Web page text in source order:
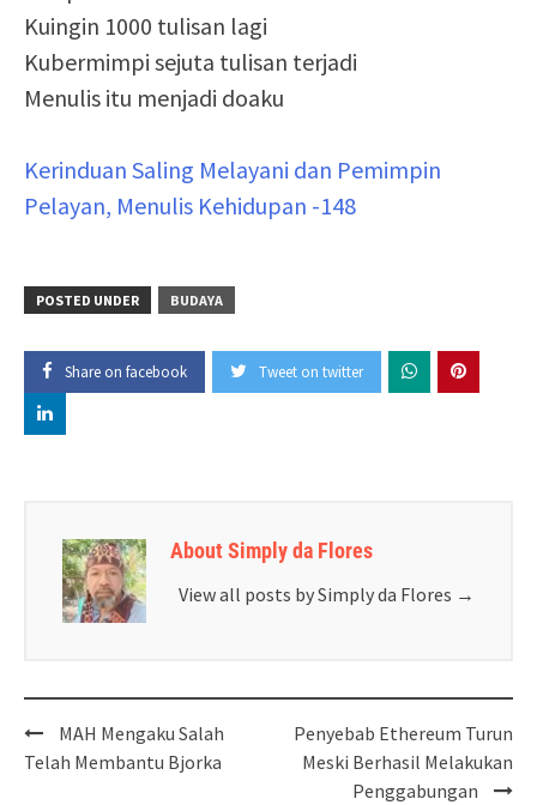
Kuingin 1000 tulisan lagi
Kubermimpi sejuta tulisan terjadi
Menulis itu menjadi doaku
Kerinduan Saling Melayani dan Pemimpin
Pelayan, Menulis Kehidupan -148
POSTED UNDER BUDAYA
Share on facebook Tweet on twitter
About Simply da Flores
View all posts by Simply da Flores →
Post
navigation
MAH Mengaku Salah
Telah Membantu Bjorka
Penyebab Ethereum Turun
Meski Berhasil Melakukan
Penggabungan